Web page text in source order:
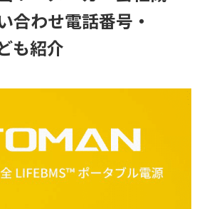
合わせ電話番号・
も紹介